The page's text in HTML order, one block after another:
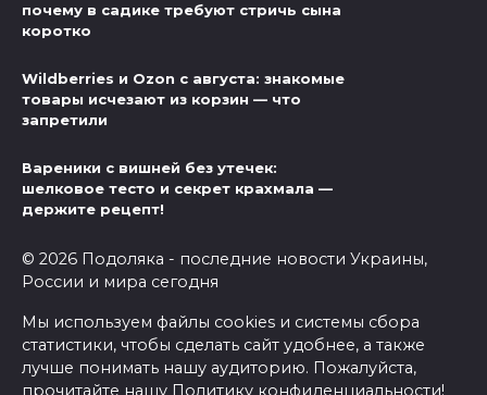
почему в садике требуют стричь сына
коротко
Wildberries и Ozon с августа: знакомые
товары исчезают из корзин — что
запретили
Вареники с вишней без утечек:
шелковое тесто и секрет крахмала —
держите рецепт!
© 2026 Подоляка - последние новости Украины,
России и мира сегодня
Мы используем файлы cookies и системы сбора
статистики, чтобы сделать сайт удобнее, а также
лучше понимать нашу аудиторию. Пожалуйста,
прочитайте нашу Политику конфиденциальности!